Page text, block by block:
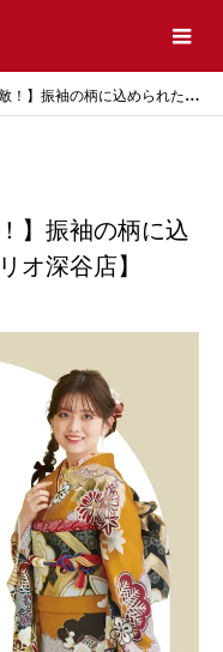
込められた願いとは？｜【アリオ深谷店】
】振袖の柄に込
オ深谷店】